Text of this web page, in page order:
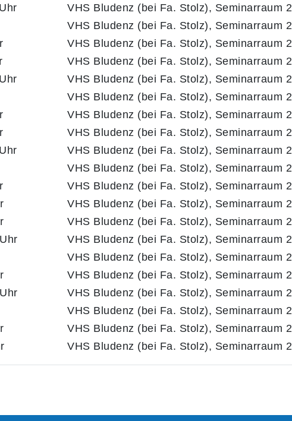
VHS Bludenz (bei Fa. Stolz), Seminarraum 2
VHS Bludenz (bei Fa. Stolz), Seminarraum 2
VHS Bludenz (bei Fa. Stolz), Seminarraum 2
VHS Bludenz (bei Fa. Stolz), Seminarraum 2
VHS Bludenz (bei Fa. Stolz), Seminarraum 2
VHS Bludenz (bei Fa. Stolz), Seminarraum 2
VHS Bludenz (bei Fa. Stolz), Seminarraum 2
VHS Bludenz (bei Fa. Stolz), Seminarraum 2
VHS Bludenz (bei Fa. Stolz), Seminarraum 2
VHS Bludenz (bei Fa. Stolz), Seminarraum 2
VHS Bludenz (bei Fa. Stolz), Seminarraum 2
VHS Bludenz (bei Fa. Stolz), Seminarraum 2
VHS Bludenz (bei Fa. Stolz), Seminarraum 2
VHS Bludenz (bei Fa. Stolz), Seminarraum 2
VHS Bludenz (bei Fa. Stolz), Seminarraum 2
VHS Bludenz (bei Fa. Stolz), Seminarraum 2
VHS Bludenz (bei Fa. Stolz), Seminarraum 2
VHS Bludenz (bei Fa. Stolz), Seminarraum 2
VHS Bludenz (bei Fa. Stolz), Seminarraum 2
VHS Bludenz (bei Fa. Stolz), Seminarraum 2